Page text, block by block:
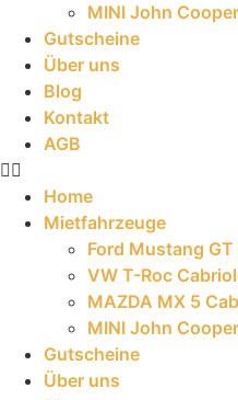
MINI John
Gutscheine
Über uns
Blog
Kontakt
AGB
Home
Mietfahrzeuge
Ford Mustang
VW T-Roc
MAZDA MX 5
MINI John
Gutscheine
Über uns